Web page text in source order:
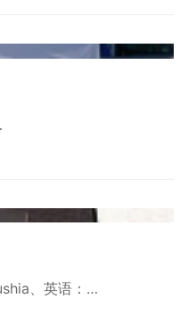
、英语：…